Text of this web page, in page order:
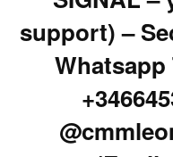
support) –
Whatsapp